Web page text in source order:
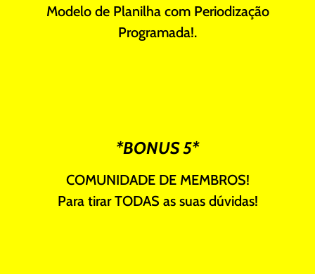
Modelo de Planilha com Periodização
Programada!.
*BONUS 5*
COMUNIDADE DE MEMBROS!
Para tirar TODAS as suas dúvidas!